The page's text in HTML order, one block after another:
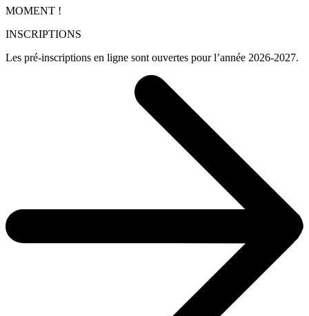
MOMENT !
INSCRIPTIONS
Les pré-inscriptions en ligne sont ouvertes pour l’année 2026-2027.